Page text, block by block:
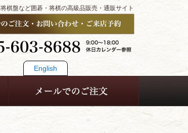
棋盤など囲碁・将棋の高級品販売・通販サイト
English